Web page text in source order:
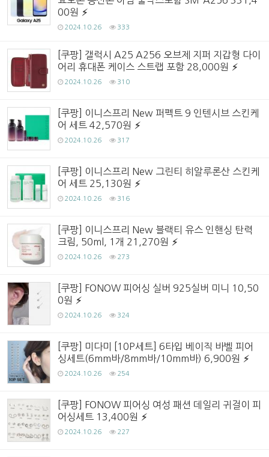
00원
2024.10.26 333
[쿠팡] 갤럭시 A25 A256 오브제 지퍼 지갑형 다이
어리 휴대폰 케이스 스트랩 포함 28,000원
2024.10.26 310
[쿠팡] 이니스프리 New 퍼펙트 9 인텐시브 스킨케
어 세트 42,570원
2024.10.26 317
[쿠팡] 이니스프리 New 그린티 히알루론산 스킨케
어 세트 25,130원
2024.10.26 316
[쿠팡] 이니스프리 New 블랙티 유스 인핸싱 탄력
크림, 50ml, 1개 21,270원
2024.10.26 273
[쿠팡] FONOW 피어싱 실버 925실버 미니 10,50
0원
2024.10.26 324
[쿠팡] 미다미 [10P세트] 6타입 베이직 바벨 피어
싱세트(6mm바/8mm바/10mm바) 6,900원
2024.10.26 254
[쿠팡] FONOW 피어싱 여성 패션 데일리 귀걸이 피
어싱세트 13,400원
2024.10.26 227